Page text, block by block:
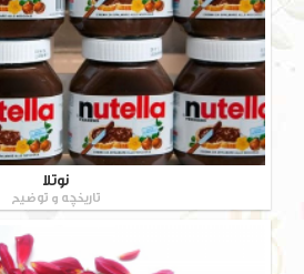
نوتلا
تاریخچه و توضیح